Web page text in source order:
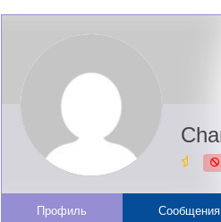
Профиль Сообщения